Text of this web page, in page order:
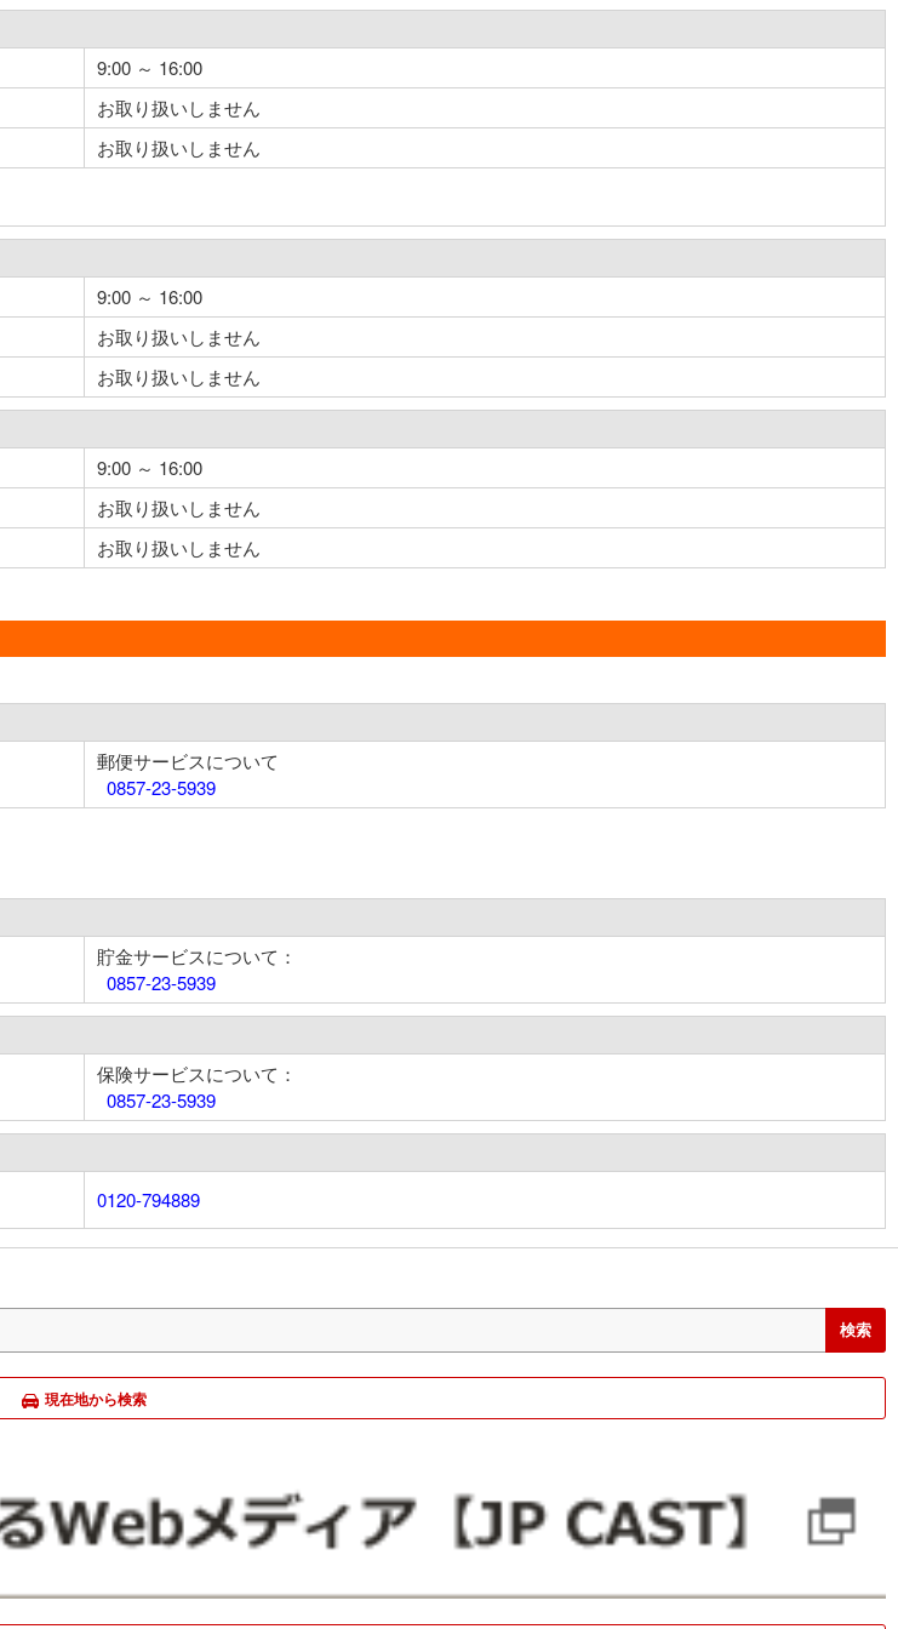
9:00 ～ 16:00
お取り扱いしません
お取り扱いしません
9:00 ～ 16:00
お取り扱いしません
お取り扱いしません
9:00 ～ 16:00
お取り扱いしません
お取り扱いしません
郵便サービスについて
0857-23-5939
貯金サービスについて：
0857-23-5939
保険サービスについて：
0857-23-5939
0120-794889
現在地から検索